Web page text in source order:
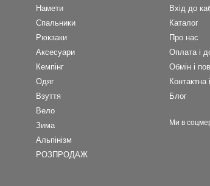
Намети
Спальники
Рюкзаки
Аксесуари
Кемпінг
Одяг
Взуття
Вело
Зима
Альпінізм
РОЗПРОДАЖ
Вхід до
Каталог
Про нас
Оплата і
Обмін і
Контактна
Блог
Ми в